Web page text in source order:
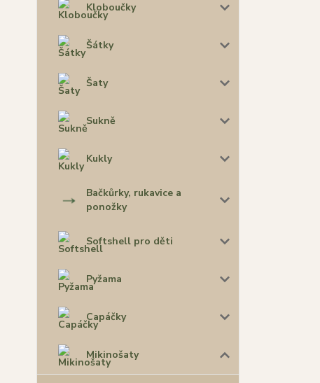
Kloboučky
Šátky
Šaty
Sukně
Kukly
Bačkůrky, rukavice a
ponožky
Softshell pro děti
Pyžama
Capáčky
Mikinošaty